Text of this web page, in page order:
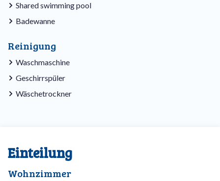
Shared swimming pool
Badewanne
Reinigung
Waschmaschine
Geschirrspüler
Wäschetrockner
Einteilung
Wohnzimmer